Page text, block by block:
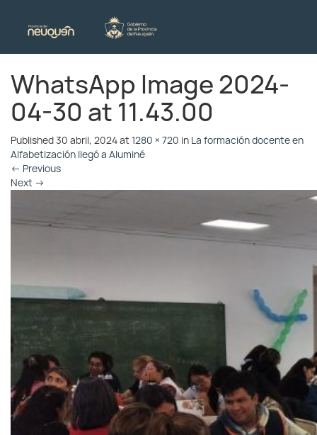
WhatsApp Image 2024-
04-30 at 11.43.00
Published30 abril, 2024at 1280 × 720 in La formación docente en
Alfabetización llegó a Aluminé
← Previous
Next →